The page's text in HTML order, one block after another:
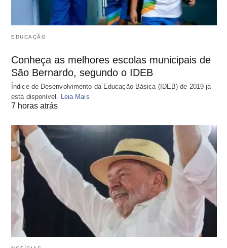
EDUCAÇÃO
Conheça as melhores escolas municipais de
São Bernardo, segundo o IDEB
Índice de Desenvolvimento da Educação Básica (IDEB) de 2019 já
está disponível.
Leia Mais
7 horas atrás